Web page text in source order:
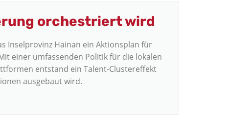
orchestriert wird
Inselprovinz Hainan ein Aktionsplan für
einer umfassenden Politik für die lokalen
entstand ein Talent-Clustereffekt
ausgebaut wird.